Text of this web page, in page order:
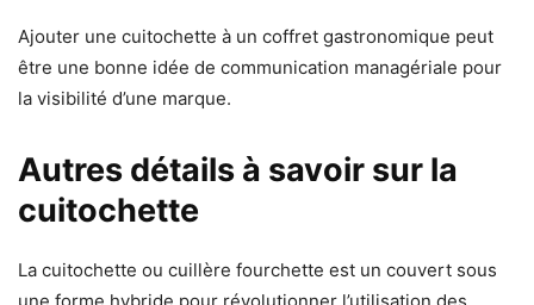
Ajouter une cuitochette à un coffret gastronomique peut
être une bonne idée de communication managériale pour
la visibilité d’une marque.
Autres détails à savoir sur la
cuitochette
La cuitochette ou cuillère fourchette est un couvert sous